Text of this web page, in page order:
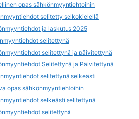
opas sähkönmyyntiehtoihin
selitetty selkokielellä
ja laskutus 2025
selitettynä
selitettynä ja päivitettynä
Selitettynä ja Päivitettynä
selitettynä selkeästi
opas sähkönmyyntiehtoihin
selkeästi selitettynä
selitettynä